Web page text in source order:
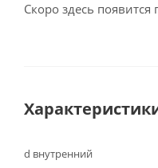
Скоро здесь
d внутренний